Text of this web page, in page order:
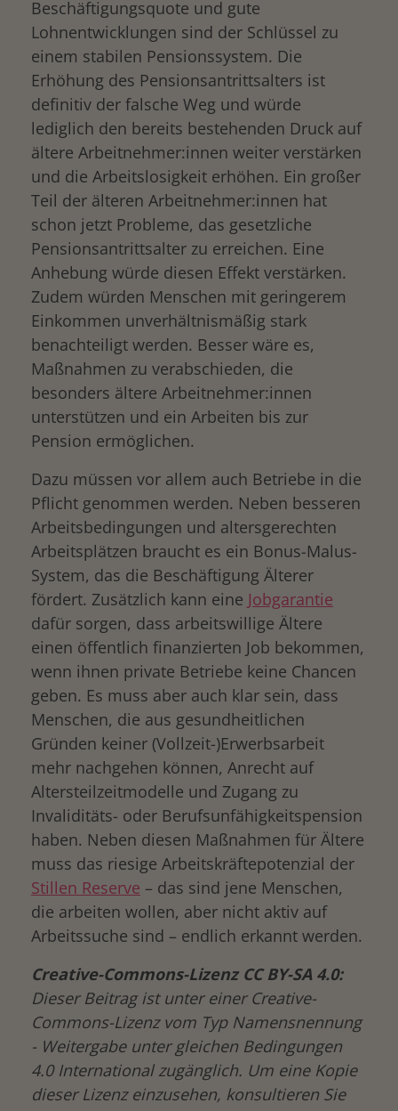
Beschäftigungsquote und gute
Lohnentwicklungen sind der Schlüssel zu
einem stabilen Pensionssystem. Die
Erhöhung des Pensionsantrittsalters ist
definitiv der falsche Weg und würde
lediglich den bereits bestehenden Druck auf
ältere Arbeitnehmer:innen weiter verstärken
und die Arbeitslosigkeit erhöhen. Ein großer
Teil der älteren Arbeitnehmer:innen hat
schon jetzt Probleme, das gesetzliche
Pensionsantrittsalter zu erreichen. Eine
Anhebung würde diesen Effekt verstärken.
Zudem würden Menschen mit geringerem
Einkommen unverhältnismäßig stark
benachteiligt werden. Besser wäre es,
Maßnahmen zu verabschieden, die
besonders ältere Arbeitnehmer:innen
unterstützen und ein Arbeiten bis zur
Pension ermöglichen.
Dazu müssen vor allem auch Betriebe in die
Pflicht genommen werden. Neben besseren
Arbeitsbedingungen und altersgerechten
Arbeitsplätzen braucht es ein Bonus-Malus-
System, das die Beschäftigung Älterer
fördert. Zusätzlich kann eine Jobgarantie
dafür sorgen, dass arbeitswillige Ältere
einen öffentlich finanzierten Job bekommen,
wenn ihnen private Betriebe keine Chancen
geben. Es muss aber auch klar sein, dass
Menschen, die aus gesundheitlichen
Gründen keiner (Vollzeit-)Erwerbsarbeit
mehr nachgehen können, Anrecht auf
Altersteilzeitmodelle und Zugang zu
Invaliditäts- oder Berufsunfähigkeitspension
haben. Neben diesen Maßnahmen für Ältere
muss das riesige Arbeitskräftepotenzial der
Stillen Reserve – das sind jene Menschen,
die arbeiten wollen, aber nicht aktiv auf
Arbeitssuche sind – endlich erkannt werden.
Creative-Commons-Lizenz CC BY-SA 4.0:
Dieser Beitrag ist unter einer Creative-
Commons-Lizenz vom Typ Namensnennung
- Weitergabe unter gleichen Bedingungen
4.0 International zugänglich. Um eine Kopie
dieser Lizenz einzusehen, konsultieren Sie